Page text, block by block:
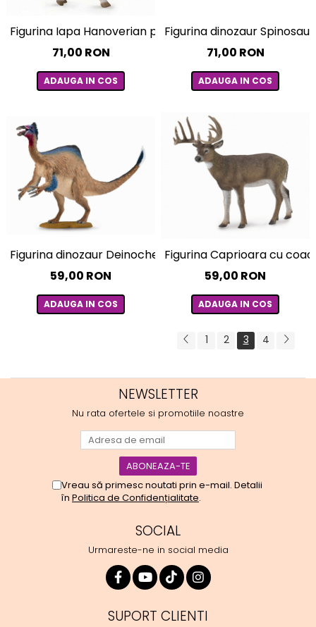
Figurina Iapa Hanoverian pictata manual XL Collecta
71,00 RON
ADAUGA IN COS
Figurina dinozaur
71,00 RON
ADAUGA IN COS
Figurina dinozaur Deinocheirus pictata manual L
59,00 RON
ADAUGA IN COS
Figurina Caprioara cu
59,00 RON
ADAUGA IN COS
1 2 3 4
NEWSLETTER
Nu rata ofertele si promotiile noastre
Vreau să primesc noutati prin e-mail. Detalii
în Politica de Confidențialitate.
SOCIAL
Urmareste-ne in social media
SUPORT CLIENTI